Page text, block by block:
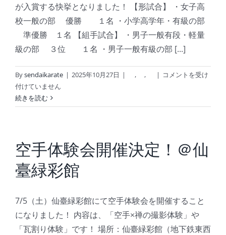
が入賞する快挙となりました！ 【形試合】 ・女子高
校一般の部 優勝 １名 ・小学高学年・有級の部
準優勝 １名 【組手試合】 ・男子一般有段・軽量
級の部 ３位 １名 ・男子一般有級の部 [...]
Bysendaikarate | 2025年10月27日 | , , | 第
全
剛
柔
道
選
手
コメントを受け
付けていません
続きを読む
空手体験会開催決定！＠仙
臺緑彩館
7/5（土）仙臺緑彩館にて空手体験会を開催すること
になりました！ 内容は、「空手×禅の撮影体験」や
「瓦割り体験」です！ 場所：仙臺緑彩館（地下鉄東西